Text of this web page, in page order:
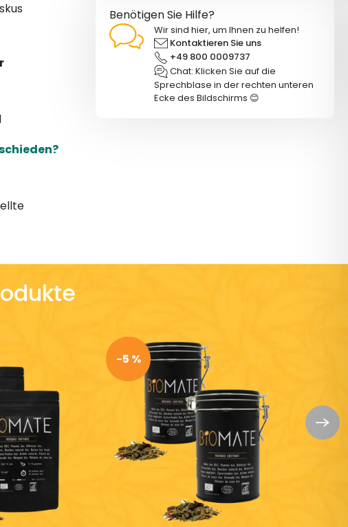
Benötigen Sie Hilfe?
Wir sind hier, um Ihnen zu helfen!
Kontaktieren Sie uns
+49 800 0009737
Chat: Klicken Sie auf die
Sprechblase in der rechten unteren
Ecke des Bildschirms 😊
-5 %